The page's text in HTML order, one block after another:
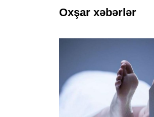
Oxşar xəbərlər